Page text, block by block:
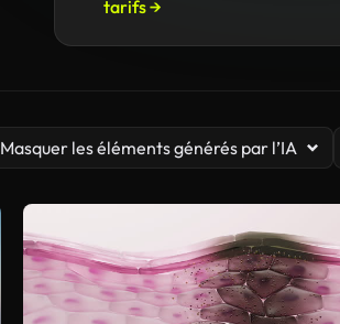
tarifs →
Masquer les éléments générés par l’IA